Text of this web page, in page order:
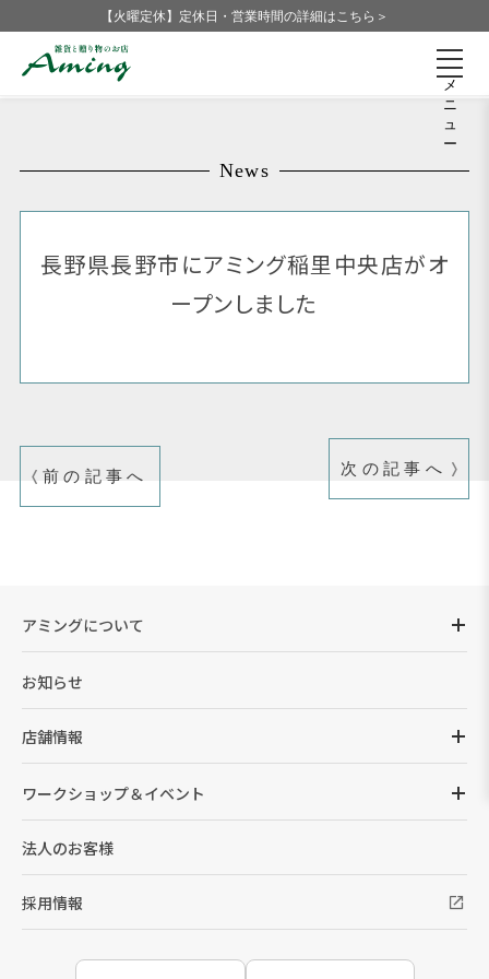
【火曜定休】定休日・営業時間の詳細はこちら＞
メ
ニ
ュ
ー
News
長野県長野市にアミング稲里中央店がオ
ープンしました
前の記事へ 次の記事へ
アミングについて
お知らせ
店舗情報
ワークショップ＆イベント
法人のお客様
採用情報